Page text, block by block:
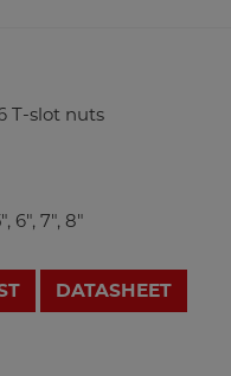
T-slot nuts
6", 7", 8"
DATASHEET